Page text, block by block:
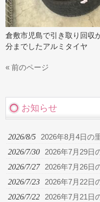
倉敷市児島で引き取り回収
分までしたアルミタイヤ
« 前のページ
お知らせ
2026/8/5 2026年8月4日の
2026/7/30 2026年7月29日
2026/7/27 2026年7月26日
2026/7/23 2026年7月22日
2026/7/22 2026年7月21日